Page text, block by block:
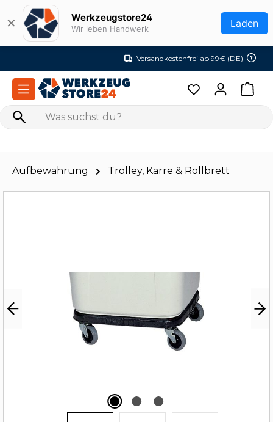
Zum Hauptinhalt springen
✕ Werkzeugstore24
Wir leben Handwerk Laden
Versandkostenfrei ab 99€ (DE)
Aufbewahrung Trolley, Karre & Rollbrett